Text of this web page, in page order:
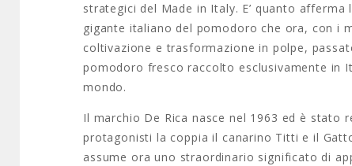
strategici del Made in Italy. E’ quanto
gigante italiano del pomodoro che ora, con i
coltivazione e trasformazione in polpe,
pomodoro fresco raccolto esclusivamente in
mondo.
Il marchio De Rica nasce nel 1963 ed è stato
protagonisti la coppia il canarino Titti e il
assume ora uno straordinario significato di